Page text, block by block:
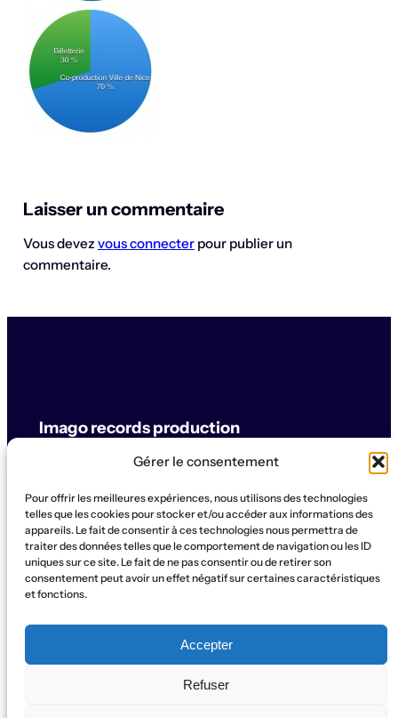
Gérer le consentement
Pour offrir les meilleures expériences, nous utilisons des technologies
telles que les cookies pour stocker et/ou accéder aux informations des
appareils. Le fait de consentir à ces technologies nous permettra de
traiter des données telles que le comportement de navigation ou les ID
uniques sur ce site. Le fait de ne pas consentir ou de retirer son
consentement peut avoir un effet négatif sur certaines caractéristiques
et fonctions.
Accepter
Refuser
Laisser un commentaire
Vous devez vous connecterpour publier un
commentaire.
Imago records production
© Imago records production
SUPPORT
ArtistesConcertsLabelProductionBoutiqueLa Ruche
ContactQui sommes-nous?
SOCIAL
Instagram
WhatsApp
Facebook
YouTube